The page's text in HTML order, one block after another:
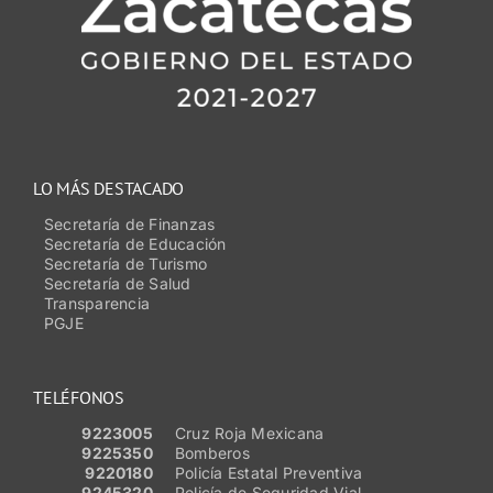
TELÉFONOS
9223005
Cruz Roja Mexicana
9225350
Bomberos
9220180
Policía Estatal Preventiva
LO MÁS DESTACADO
Secretaría de Finanzas
Secretaría de Educación
Secretaría de Turismo
Secretaría de Salud
Transparencia
PGJE